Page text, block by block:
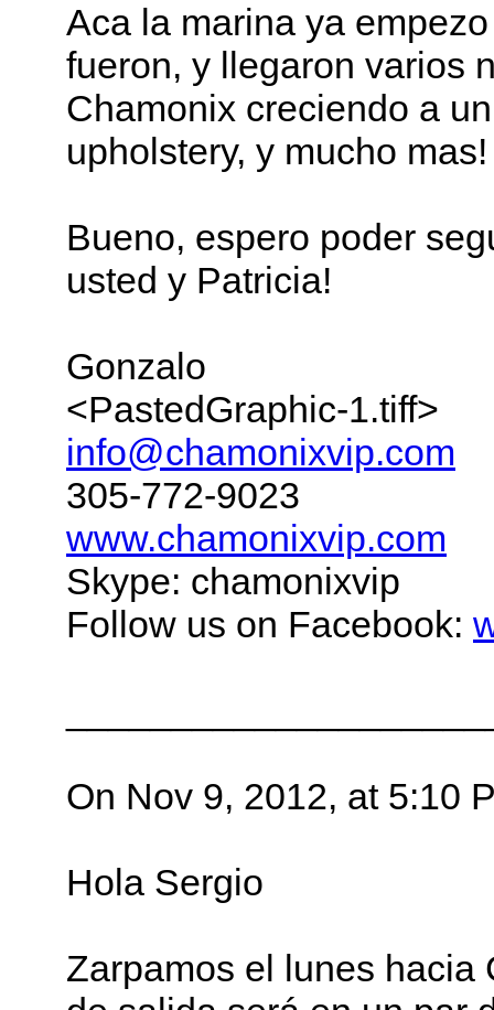
Aca la marina ya
fueron, y llegaron varios
Chamonix creciendo a
upholstery, y mucho
Bueno, espero poder
usted y Patricia!
Gonzalo
<PastedGraphic-1.tiff>
info@chamonixvip.com
305-772-9023
www.chamonixvip.com
Skype: chamonixvip
Follow us on Facebook:
On Nov 9, 2012, at 5:10
Hola Sergio
Zarpamos el lunes hacia